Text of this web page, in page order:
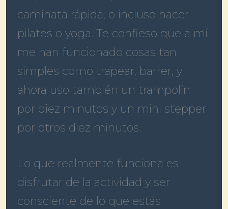
caminata rápida, o incluso hacer
pilates o yoga. Te confieso que a mí
me han funcionado cosas tan
simples como trapear, barrer, y
ahora uso también un trampolín
por diez minutos y un mini stepper
por otros diez minutos.
Lo que realmente funciona es
disfrutar de la actividad y ser
consciente de lo que estás